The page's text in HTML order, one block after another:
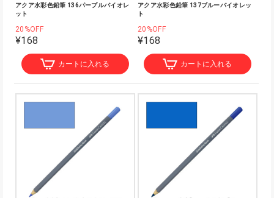
アクア水彩色鉛筆 136パープルバイオレ
ット
20%OFF
¥168
カートに入れる
アクア水彩色鉛筆 137ブルーバイオレッ
ト
20%OFF
¥168
カートに入れる